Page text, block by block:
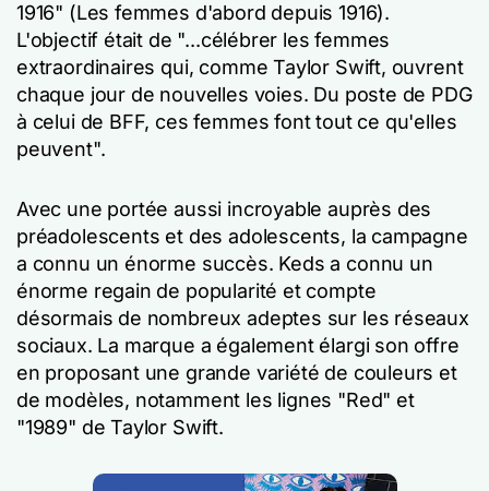
1916" (Les femmes d'abord depuis 1916).
L'objectif était de "...célébrer les femmes
extraordinaires qui, comme Taylor Swift, ouvrent
chaque jour de nouvelles voies. Du poste de PDG
à celui de BFF, ces femmes font tout ce qu'elles
peuvent".
Avec une portée aussi incroyable auprès des
préadolescents et des adolescents, la campagne
a connu un énorme succès. Keds a connu un
énorme regain de popularité et compte
désormais de nombreux adeptes sur les réseaux
sociaux. La marque a également élargi son offre
en proposant une grande variété de couleurs et
de modèles, notamment les lignes "Red" et
"1989" de Taylor Swift.